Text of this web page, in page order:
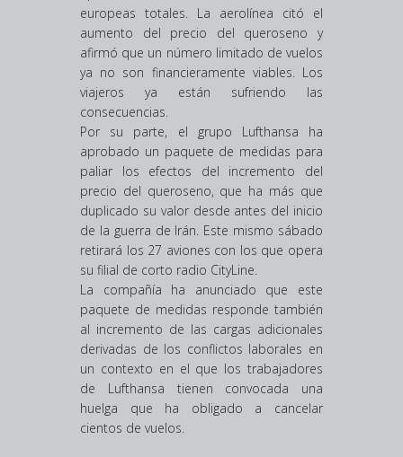
europeas totales. La aerolínea citó el
aumento del precio del queroseno y
afirmó que un número limitado de vuelos
ya no son financieramente viables. Los
viajeros ya están sufriendo las
consecuencias.
Por su parte, el grupo Lufthansa ha
aprobado un paquete de medidas para
paliar los efectos del incremento del
precio del queroseno, que ha más que
duplicado su valor desde antes del inicio
de la guerra de Irán. Este mismo sábado
retirará los 27 aviones con los que opera
su filial de corto radio CityLine.
La compañía ha anunciado que este
paquete de medidas responde también
al incremento de las cargas adicionales
derivadas de los conflictos laborales en
un contexto en el que los trabajadores
de Lufthansa tienen convocada una
huelga que ha obligado a cancelar
cientos de vuelos.